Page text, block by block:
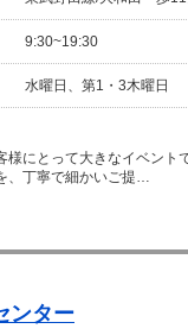
9:30~19:30
水曜日、第1・3木曜日
様にとって大きなイベント
、丁寧で細かいご提…
ンター